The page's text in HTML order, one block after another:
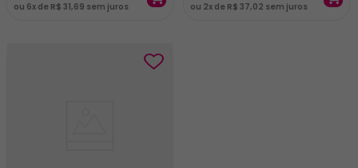
ou 6x de R$ 31,69 sem juros ou 2x de R$ 37,02 sem juros